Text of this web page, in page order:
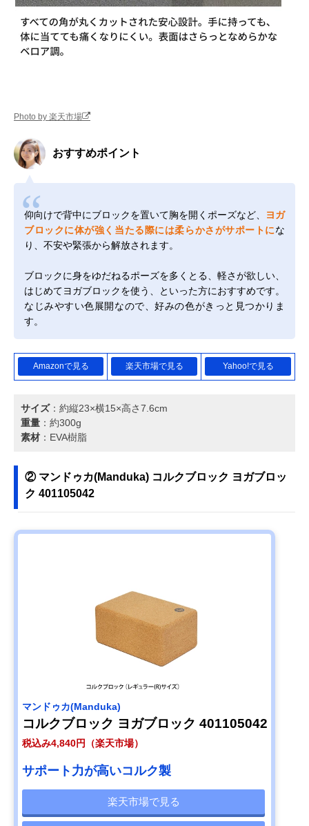
Photo by 楽天市場
おすすめポイント
仰向けで背中にブロックを置いて胸を開くポーズなど、
ヨガ
ブロックに体が強く当たる際には柔らかさがサポートにな
り、不安や緊張から解放されます。
ブロックに身をゆだねるポーズを多くとる、軽さが欲しい、
はじめてヨガブロックを使う、といった方におすすめです。
なじみやすい色展開なので、好みの色がきっと見つかりま
す。
Amazonで見る 楽天市場で見る Yahoo!で見る
サイズ：約縦23×横15×高さ7.6cm
重量 ：約300g
素材 ：EVA樹脂
② マンドゥカ(Manduka) コルクブロック ヨガブロッ
ク 401105042
マンドゥカ(Manduka)
コルクブロック ヨガブロック 401105042
税込み4,840円（楽天市場）
サポート力が高いコルク製
楽天市場で見る